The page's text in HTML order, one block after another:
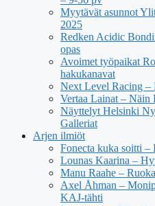
Myytävät asunnot
2025
Redken Acidic
opas
Avoimet työpaikat
hakukanavat
Next Level Racing –
Vertaa Lainat –
Näyttelyt Helsinki
Galleriat
Arjen ilmiöt
Fonecta kuka soitti –
Lounas Kaarina –
Manu Raahe –
Axel Åhman –
KAJ-tähti